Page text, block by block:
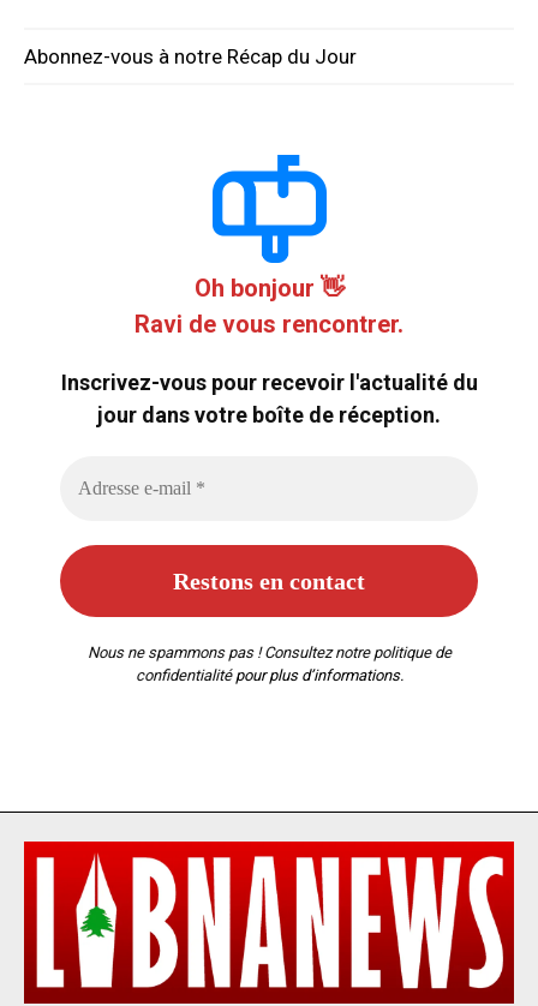
Abonnez-vous à notre Récap du Jour
Oh bonjour 👋
Ravi de vous rencontrer.
Inscrivez-vous pour recevoir l'actualité du
jour dans votre boîte de réception.
Nous ne spammons pas ! Consultez notre politique de
confidentialitépour plus d’informations.